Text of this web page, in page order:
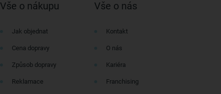
Vše o nákupu
Jak objednat
Cena dopravy
Způsob dopravy
Reklamace
Vše o nás
Kontakt
O nás
Kariéra
Franchising